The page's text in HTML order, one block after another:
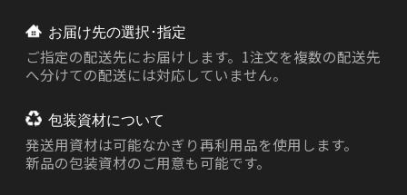
お届け先の選択･指定
ご指定の配送先にお届けします。1注文を複数の配送先
へ分けての配送には対応していません。
包装資材について
発送用資材は可能なかぎり再利用品を使用します。
新品の包装資材のご用意も可能です。